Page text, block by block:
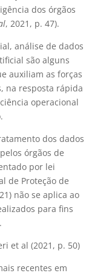
dos órgãos
, 2021, p. 47).
análise de dados
são alguns
auxiliam as forças
na resposta rápida
operacional
dos dados
órgãos de
por lei
de Proteção de
não se aplica ao
para fins
et al (2021, p. 50)
recentes em